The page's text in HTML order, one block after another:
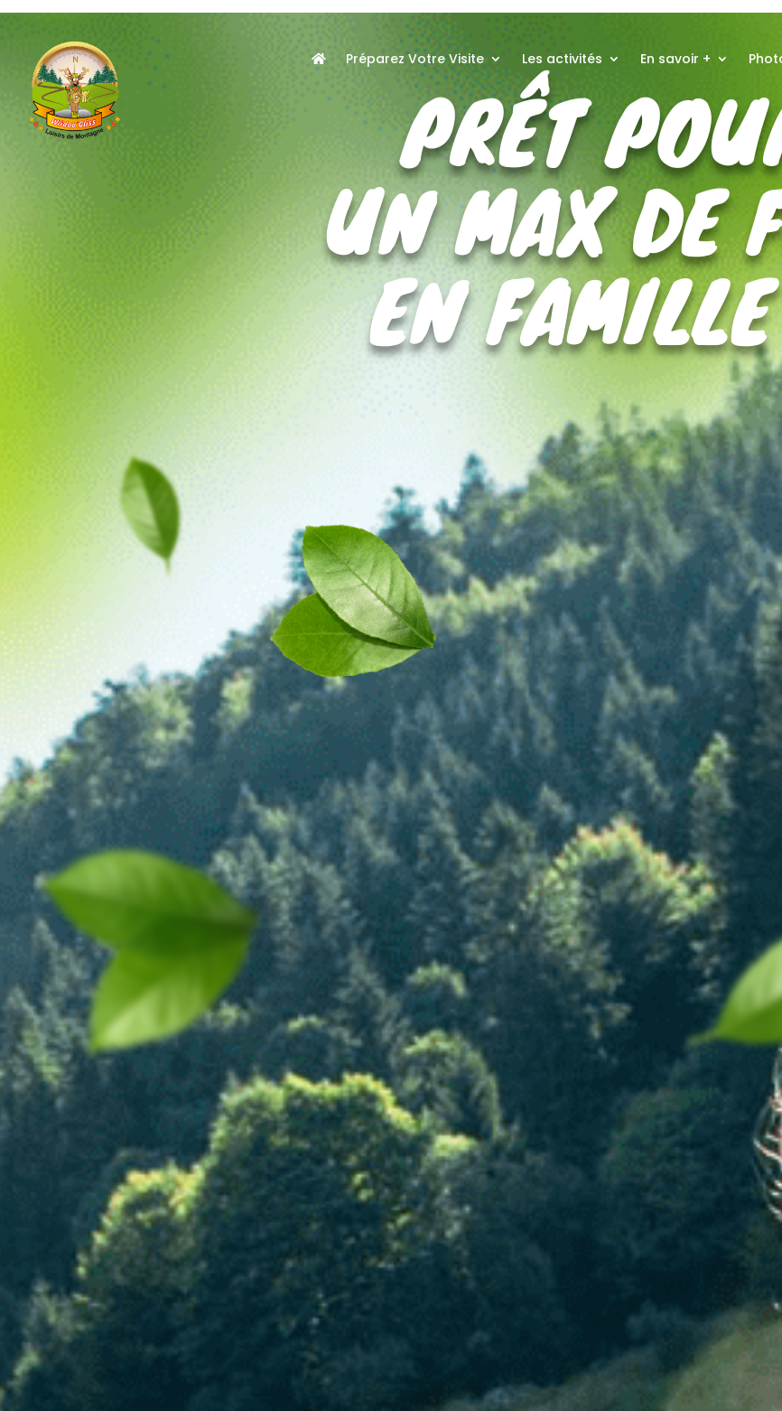
Préparez Votre Visite Les activités En savoir +
PRÊT
UN MAX DE
EN